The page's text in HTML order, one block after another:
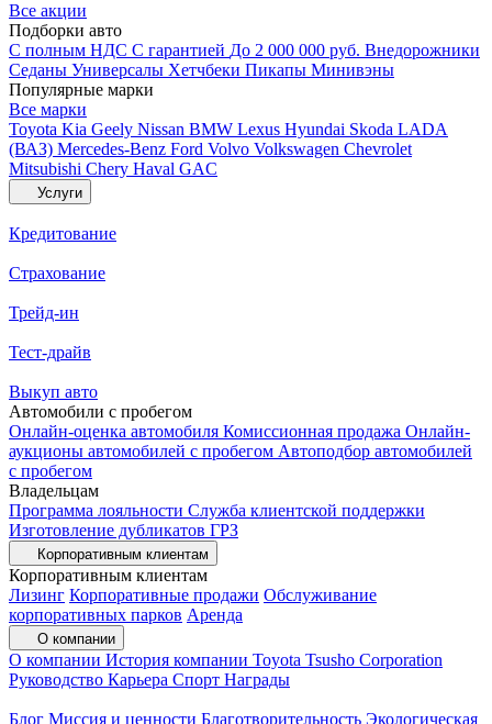
Все акции
Подборки авто
С полным НДС С гарантией До 2 000 000 руб. Внедорожники
Седаны Универсалы Хетчбеки Пикапы Минивэны
Популярные марки
Все марки
Toyota Kia Geely Nissan BMW Lexus Hyundai Skoda LADA
(ВАЗ) Mercedes-Benz Ford Volvo Volkswagen Chevrolet
Mitsubishi Chery Haval GAC
Услуги
Кредитование
Страхование
Трейд-ин
Тест-драйв
Выкуп авто
Автомобили с пробегом
Онлайн-оценка автомобиля Комиссионная продажа Онлайн-
аукционы автомобилей с пробегом Автоподбор автомобилей
с пробегом
Владельцам
Программа лояльности Служба клиентской поддержки
Изготовление дубликатов ГРЗ
Корпоративным клиентам
Корпоративным клиентам
Лизинг Корпоративные продажи Обслуживание
корпоративных парков Аренда
О компании
О компании История компании Toyota Tsusho Corporation
Руководство Карьера Спорт Награды
Блог Миссия и ценности Благотворительность Экологическая